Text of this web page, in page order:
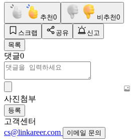
추천0 비추천0
스크랩 공유
신고
목록
댓글0
사진첨부
등록
고객센터
cs@linkareer.com
이메일 문의